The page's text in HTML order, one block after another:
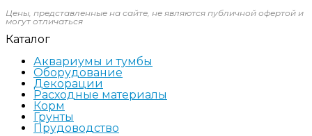
Цены, представленные на сайте, не являются публичной офертой и
могут отличаться
Каталог
Аквариумы и тумбы
Оборудование
Декорации
Расходные материалы
Корм
Грунты
Прудоводство